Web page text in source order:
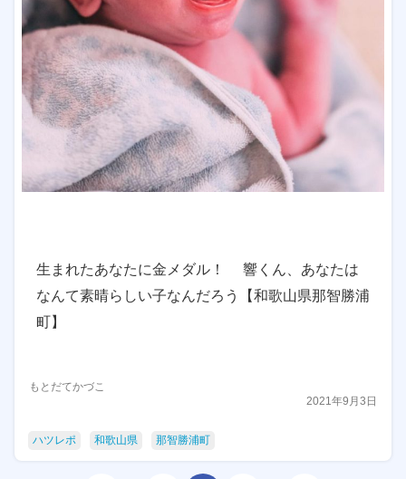
生まれたあなたに金メダル！ 響くん、あなたは
なんて素晴らしい子なんだろう【和歌山県那智勝浦
町】
もとだてかづこ
2021年9月3日
ハツレポ 和歌山県 那智勝浦町